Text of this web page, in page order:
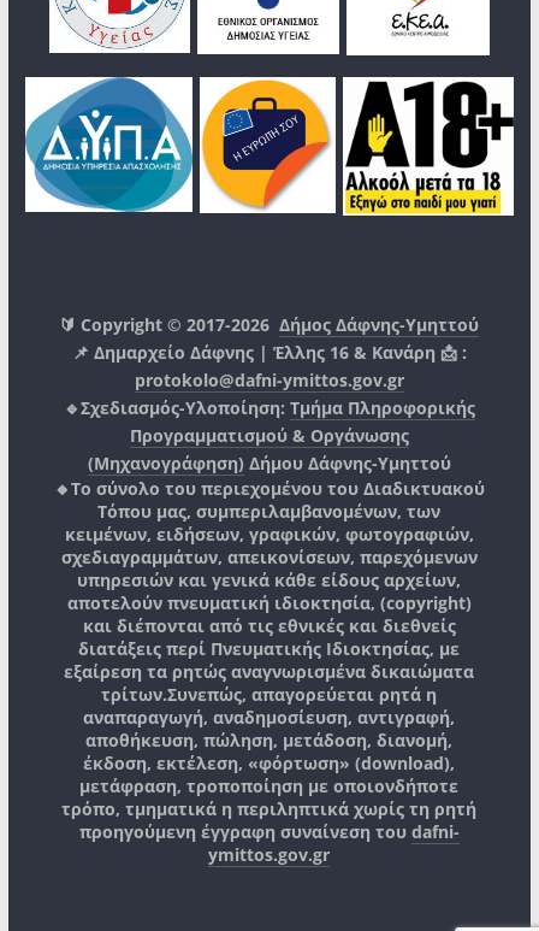
🔰 Copyright © 2017-2026Δήμος Δάφνης-Υμηττού
📌 Δημαρχείο Δάφνης | Έλλης 16 & Κανάρη 📩 :
protokolo@dafni-ymittos.gov.gr
🔹Σχεδιασμός-Υλοποίηση: Τμήμα Πληροφορικής
Προγραμματισμού & Οργάνωσης
(Μηχανογράφηση) Δήμου Δάφνης-Υμηττού
🔸Το σύνολο του περιεχομένου του Διαδικτυακού
Τόπου μας, συμπεριλαμβανομένων, των
κειμένων, ειδήσεων, γραφικών, φωτογραφιών,
σχεδιαγραμμάτων, απεικονίσεων, παρεχόμενων
υπηρεσιών και γενικά κάθε είδους αρχείων,
αποτελούν πνευματική ιδιοκτησία, (copyright)
και διέπονται από τις εθνικές και διεθνείς
διατάξεις περί Πνευματικής Ιδιοκτησίας, με
εξαίρεση τα ρητώς αναγνωρισμένα δικαιώματα
τρίτων.Συνεπώς, απαγορεύεται ρητά η
αναπαραγωγή, αναδημοσίευση, αντιγραφή,
αποθήκευση, πώληση, μετάδοση, διανομή,
έκδοση, εκτέλεση, «φόρτωση» (download),
μετάφραση, τροποποίηση με οποιονδήποτε
τρόπο, τμηματικά η περιληπτικά χωρίς τη ρητή
προηγούμενη έγγραφη συναίνεση του dafni-
ymittos.gov.gr